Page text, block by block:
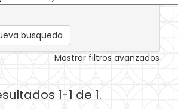
busqueda
Mostrar filtros avanzados
1-1 de 1.